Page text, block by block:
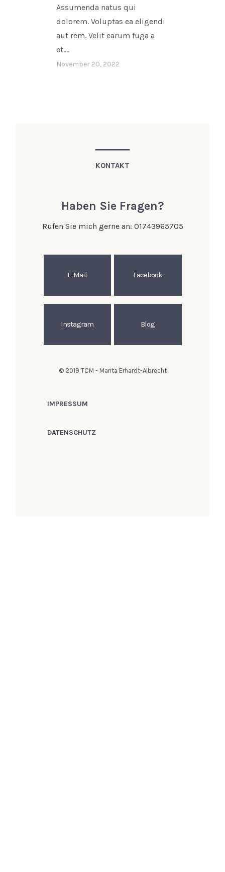
Assumenda natus qui
dolorem. Voluptas ea eligendi
aut rem. Velit earum fuga a
et....
November 20, 2022
KONTAKT
Haben Sie Fragen?
Rufen Sie mich gerne an: 01743965705
E-Mail Facebook
Instagram Blog
© 2019 TCM - Marita Erhardt-Albrecht
IMPRESSUM
DATENSCHUTZ